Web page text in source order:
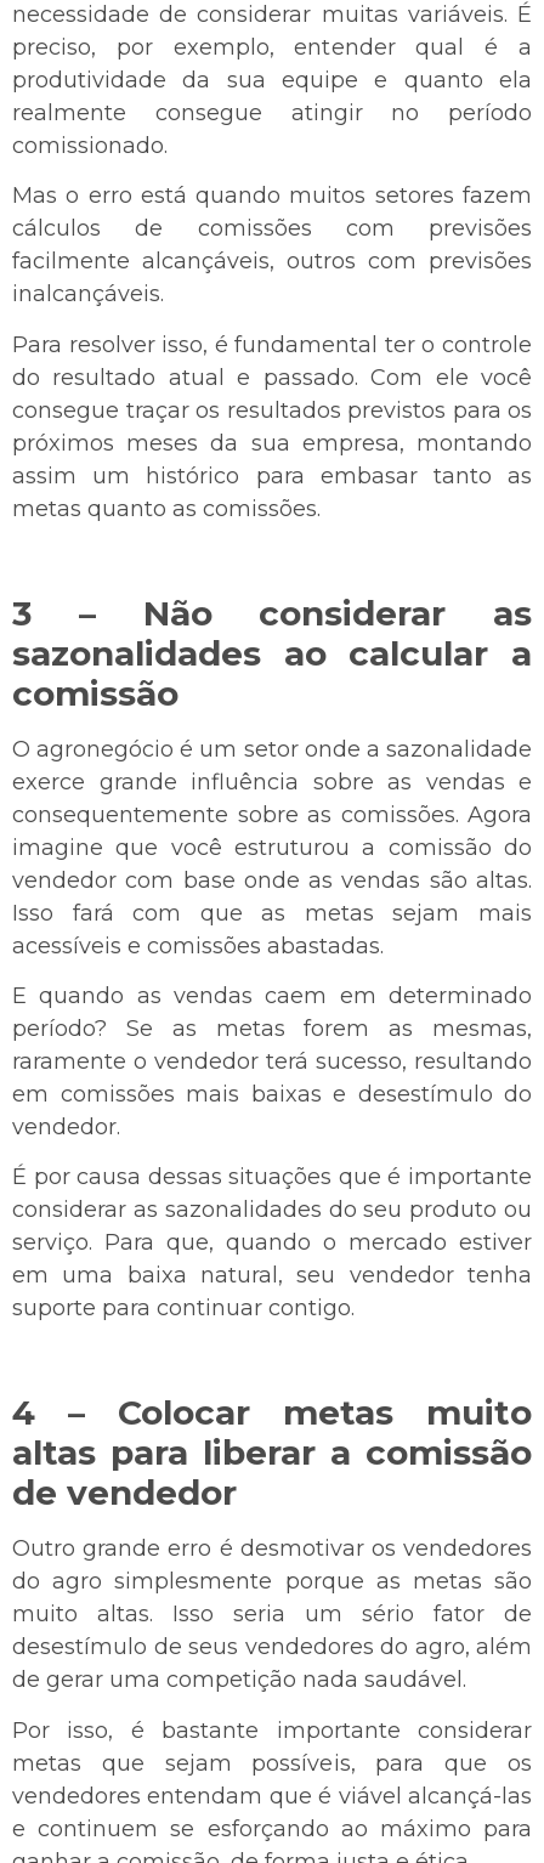
necessidade de considerar muitas variáveis. É
preciso, por exemplo, entender qual é a
produtividade da sua equipe e quanto ela
realmente consegue atingir no período
comissionado.
Mas o erro está quando muitos setores fazem
cálculos de comissões com previsões
facilmente alcançáveis, outros com previsões
inalcançáveis.
Para resolver isso, é fundamental ter o controle
do resultado atual e passado. Com ele você
consegue traçar os resultados previstos para os
próximos meses da sua empresa, montando
assim um histórico para embasar tanto as
metas quanto as comissões.
3 – Não considerar as
sazonalidades ao calcular a
comissão
O agronegócio é um setor onde a sazonalidade
exerce grande influência sobre as vendas e
consequentemente sobre as comissões. Agora
imagine que você estruturou a comissão do
vendedor com base onde as vendas são altas.
Isso fará com que as metas sejam mais
acessíveis e comissões abastadas.
E quando as vendas caem em determinado
período? Se as metas forem as mesmas,
raramente o vendedor terá sucesso, resultando
em comissões mais baixas e desestímulo do
vendedor.
É por causa dessas situações que é importante
considerar as sazonalidades do seu produto ou
serviço. Para que, quando o mercado estiver
em uma baixa natural, seu vendedor tenha
suporte para continuar contigo.
4 – Colocar metas muito
altas para liberar a comissão
de vendedor
Outro grande erro é desmotivar os vendedores
do agro simplesmente porque as metas são
muito altas. Isso seria um sério fator de
desestímulo de seus vendedores do agro, além
de gerar uma competição nada saudável.
Por isso, é bastante importante considerar
metas que sejam possíveis, para que os
vendedores entendam que é viável alcançá-las
e continuem se esforçando ao máximo para